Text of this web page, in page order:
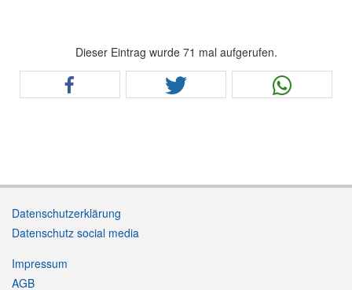
Dieser Eintrag wurde 71 mal aufgerufen.
Datenschutzerklärung
Datenschutz social media
Impressum
AGB